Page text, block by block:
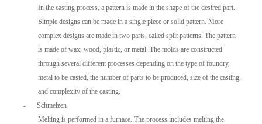
In the casting process, a pattern is made in the shape of the desired part.
Simple designs can be made in a single piece or solid pattern. More
complex designs are made in two parts, called split patterns. The pattern
is made of wax, wood, plastic, or metal. The molds are constructed
through several different processes depending on the type of foundry,
metal to be casted, the number of parts to be produced, size of the casting,
and complexity of the casting.
-
Schmelzen
Melting is performed in a furnace. The process includes melting the